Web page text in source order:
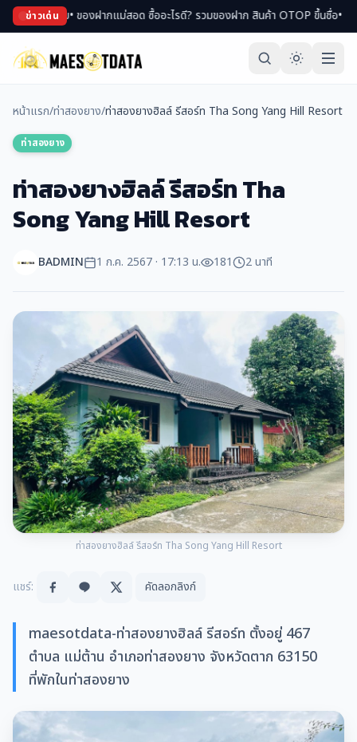
ข่าวเด่น
ของฝากแม่สอด ซื้ออะไรดี? รวมของฝาก สินค้า OTOP ขึ้นชื่อ• เที่ยวแม่สอดหน้าห
หน้าแรก/ท่าสองยาง/ท่าสองยางฮิลล์ รีสอร์ท Tha Song Yang Hill Resort
ท่าสองยาง
ท่าสองยางฮิลล์ รีสอร์ท Tha
Song Yang Hill Resort
BADMIN 1 ก.ค. 2567 · 17:13 น. 181 2 นาที
ท่าสองยางฮิลล์ รีสอร์ท Tha Song Yang Hill Resort
แชร์: คัดลอกลิงก์
maesotdata-ท่าสองยางฮิลล์ รีสอร์ท ตั้งอยู่ 467
ตำบล แม่ต้าน อำเภอท่าสองยาง จังหวัดตาก 63150
ที่พักในท่าสองยาง